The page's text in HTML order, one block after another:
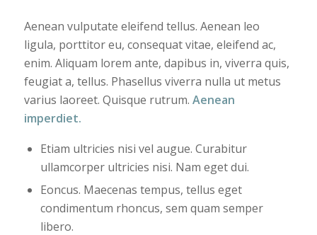
Aenean vulputate eleifend tellus. Aenean leo
ligula, porttitor eu, consequat vitae, eleifend ac,
enim. Aliquam lorem ante, dapibus in, viverra quis,
feugiat a, tellus. Phasellus viverra nulla ut metus
varius laoreet. Quisque rutrum. Aenean
imperdiet.
Etiam ultricies nisi vel augue. Curabitur
ullamcorper ultricies nisi. Nam eget dui.
Eoncus. Maecenas tempus, tellus eget
condimentum rhoncus, sem quam semper
libero.